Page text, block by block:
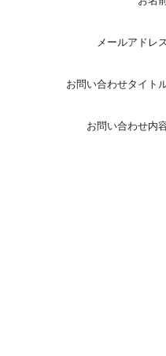
メールアドレ
お問い合わせタイト
お問い合わせ内